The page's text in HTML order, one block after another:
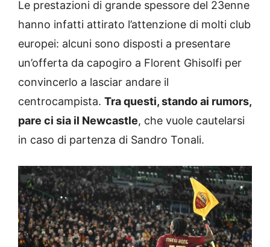
Le prestazioni di grande spessore del 23enne
hanno infatti attirato l’attenzione di molti club
europei: alcuni sono disposti a presentare
un’offerta da capogiro a Florent Ghisolfi per
convincerlo a lasciar andare il
centrocampista. Tra questi, stando ai rumors,
pare ci sia il Newcastle, che vuole cautelarsi
in caso di partenza di Sandro Tonali.